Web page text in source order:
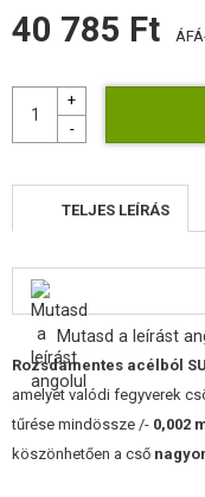
ÖNVÉDELMI
CÉLOK, LŐLAP
OUTDOOR, BUSHCRAFT
ÉLELMISZER
REKLÁM TÁRGYAK
SÉRÜLT, HASZNÁLT
HÍREK
KEDVEZMÉNYEK
40 785 Ft
TELJES LEÍRÁS
Mutasd a leírást
Rozsdamentes acélból
amelyet valódi fegyverek
tűrése mindössze /- 0,002
köszönhetően a cső